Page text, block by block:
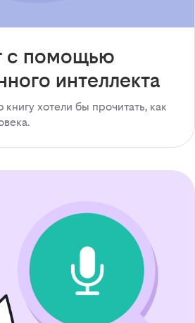
с помощью
интеллекта
хотели бы прочитать, как